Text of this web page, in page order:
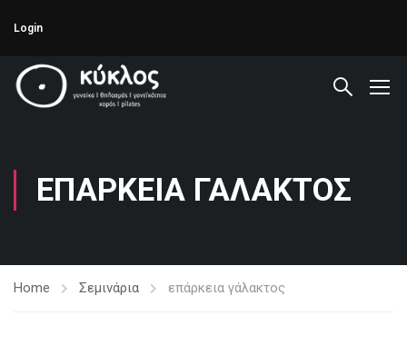
Login
ΕΠΆΡΚΕΙΑ ΓΆΛΑΚΤΟΣ
Home Σεμινάρια επάρκεια γάλακτος